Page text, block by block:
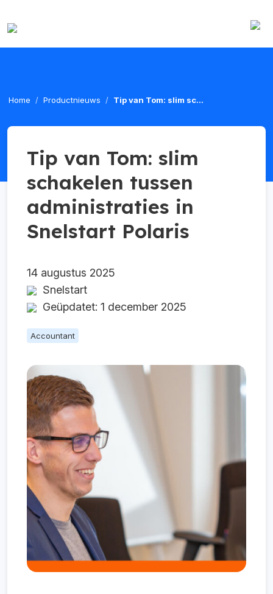
Home Productnieuws Tip van Tom: slim sc...
Tip van Tom: slim
schakelen tussen
administraties in
Snelstart Polaris
14 augustus 2025
Snelstart
Geüpdatet: 1 december 2025
Accountant